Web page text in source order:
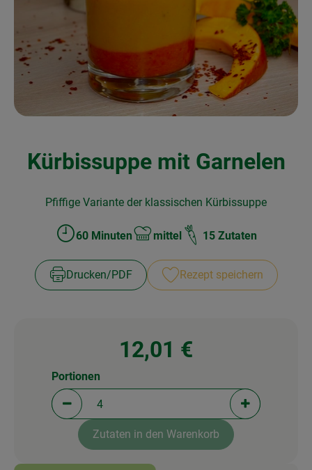
Kochen & Backen
Naturkost
Drogerie
Blog
Kürbissuppe mit Garnelen
Pfiffige Variante der klassischen Kürbissuppe
Zubreitungszeit:
60 Minuten
Schwierigkeit:
mittel 15 Zutaten
Drucken​/​PDF Rezept speichern
12,01 €
Portionen verringern (aktuell 4 Portionen
Portionen
Portionen
Zutaten in den Warenkorb